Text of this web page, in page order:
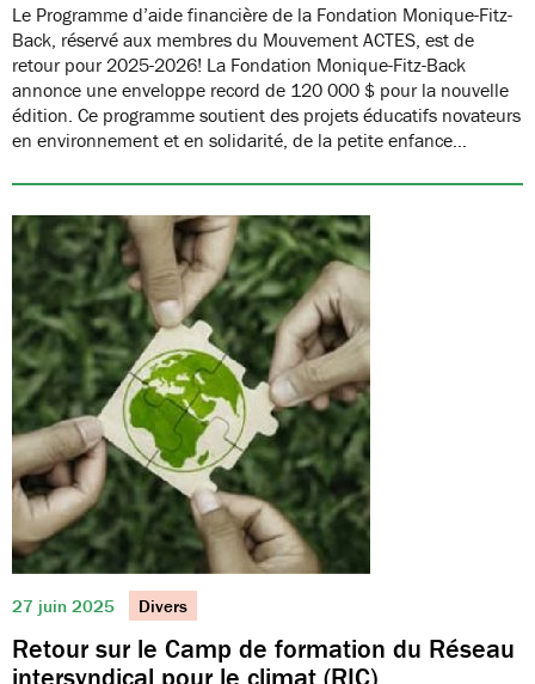
Le Programme d’aide financière de la Fondation Monique-Fitz-
Back, réservé aux membres du Mouvement ACTES, est de
retour pour 2025-2026! La Fondation Monique-Fitz-Back
annonce une enveloppe record de 120 000 $ pour la nouvelle
édition. Ce programme soutient des projets éducatifs novateurs
en environnement et en solidarité, de la petite enfance…
27 juin 2025 Divers
Retour sur le Camp de formation du Réseau
intersyndical pour le climat (RIC)